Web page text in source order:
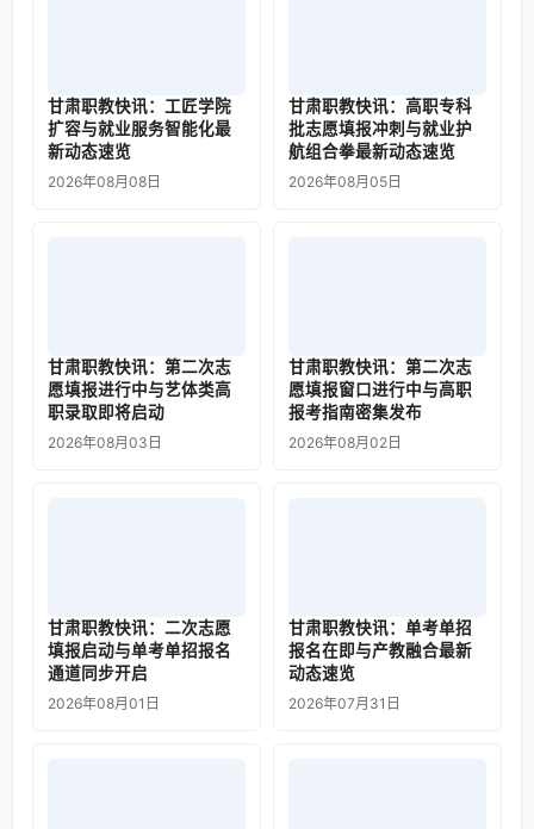
甘肃职教快讯：工匠学院
扩容与就业服务智能化最
新动态速览
2026年08月08日
甘肃职教快讯：高职专科
批志愿填报冲刺与就业护
航组合拳最新动态速览
2026年08月05日
甘肃职教快讯：第二次志
愿填报进行中与艺体类高
职录取即将启动
2026年08月03日
甘肃职教快讯：第二次志
愿填报窗口进行中与高职
报考指南密集发布
2026年08月02日
甘肃职教快讯：二次志愿
填报启动与单考单招报名
通道同步开启
2026年08月01日
甘肃职教快讯：单考单招
报名在即与产教融合最新
动态速览
2026年07月31日